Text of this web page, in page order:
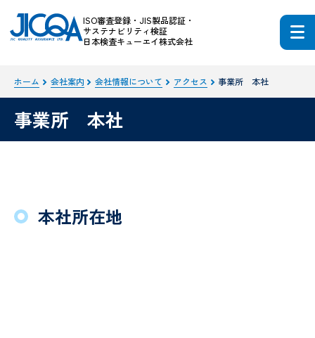
ISO審査登録・JIS製品認証・
サステナビリティ検証
日本検査キューエイ株式会社
ホーム 会社案内 会社情報について アクセス 事業所 本社
事業所 本社
本社所在地